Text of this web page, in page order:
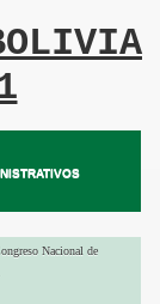
Nacional de